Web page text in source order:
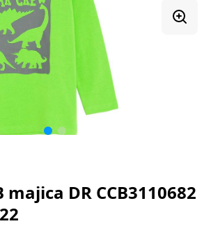
majica DR CCB3110682